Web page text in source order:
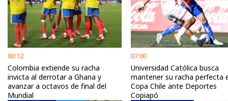
00:12
Colombia extiende su racha
invicta al derrotar a Ghana y
avanzar a octavos de final del
Mundial
07:00
Universidad Católica busca
mantener su racha perfecta
Copa Chile ante Deportes
Copiapó